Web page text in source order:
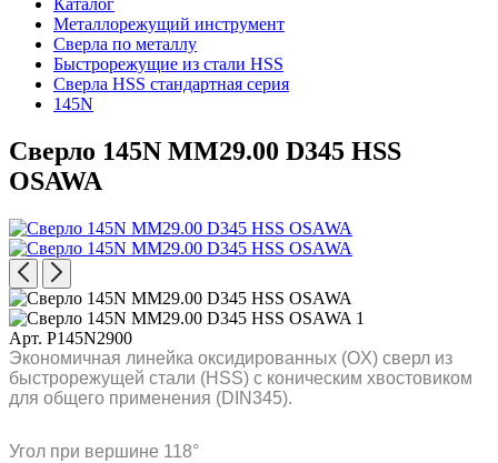
Каталог
Металлорежущий инструмент
Сверла по металлу
Быстрорежущие из стали HSS
Сверла HSS стандартная серия
145N
Сверло 145N MM29.00 D345 HSS
OSAWA
Арт. P145N2900
Экономичная линейка оксидированных (OX) сверл из
быстрорежущей стали (HSS) с коническим хвостовиком
для общего применения (DIN345).
Угол при вершине 118°